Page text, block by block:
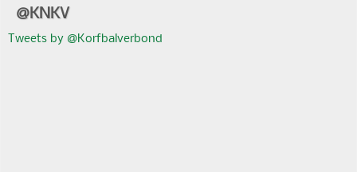
@KNKV
Tweets by @Korfbalverbond